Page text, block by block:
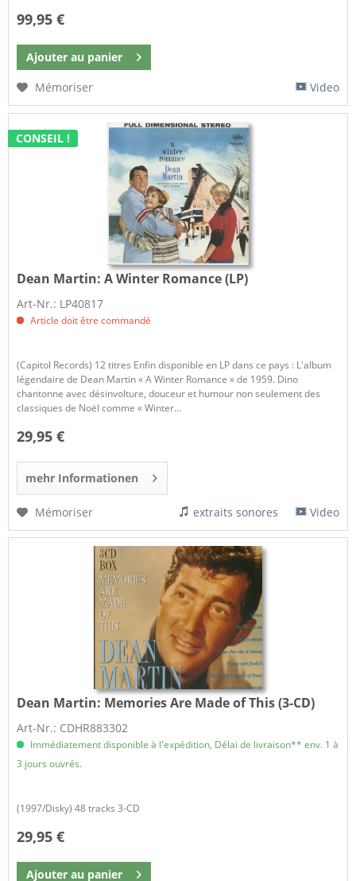
99,95 €
Ajouter au panier
Mémoriser
Video
CONSEIL !
Dean Martin:A Winter Romance (LP)
Art-Nr.: LP40817
Article doit être commandé
(Capitol Records) 12 titres Enfin disponible en LP dans ce pays : L'album
légendaire de Dean Martin « A Winter Romance » de 1959. Dino
chantonne avec désinvolture, douceur et humour non seulement des
classiques de Noël comme « Winter...
29,95 €
mehr Informationen
Mémoriser extraits sonores Video
Dean Martin: Memories Are Made of This (3-CD)
Art-Nr.: CDHR883302
Immédiatement disponible à l'expédition, Délai de livraison** env. 1 à
3 jours ouvrés.
(1997/Disky) 48 tracks 3-CD
29,95 €
Ajouter au panier